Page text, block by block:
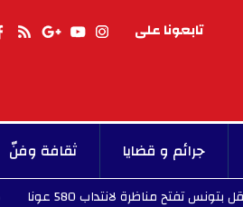
تابعونا على
جرائم و قضايا ثقافة وفنّ
لانتداب 580 عونا 13:38 - 2026/08/08